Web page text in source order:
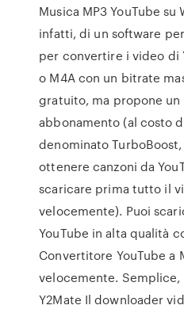
Musica MP3 YouTube
infatti, di un software
per convertire i video di
o M4A con un bitrate
gratuito, ma propone un
abbonamento (al costo
denominato
ottenere canzoni da
scaricare prima tutto il
velocemente). Puoi
YouTube in alta qualità
Convertitore YouTube a
velocemente.
Y2Mate Il downloader